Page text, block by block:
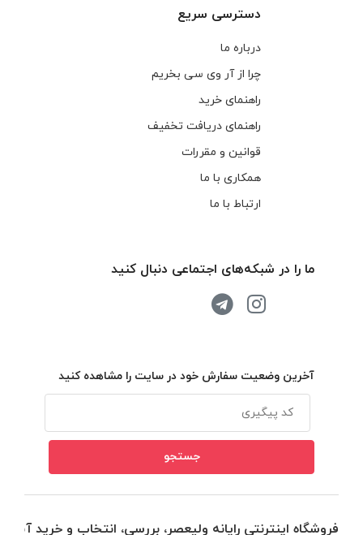
دسترسی سریع
درباره ما
چرا از آر وی سی بخریم
راهنمای خرید
راهنمای دریافت تخفیف
قوانین و مقررات
همکاری با ما
ارتباط با ما
ما را در شبکه‌های اجتماعی دنبال کنید
آخرین وضعیت سفارش خود در سایت را مشاهده کنید
فروشگاه اینترنتی رایانه ولیعصر، بررسی، انتخاب و خرید